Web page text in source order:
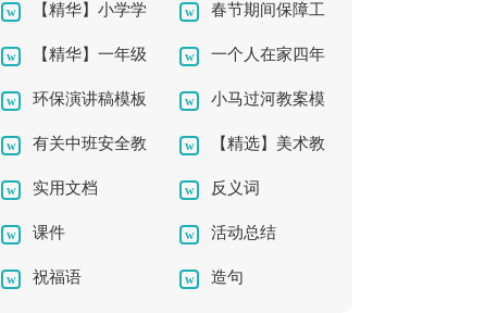
级作文锦集五篇 辞职报告四篇
【精华】小学学
作文400字集锦八篇
春节期间保障工
作方案
【精华】一年级
作文锦集5篇
一个人在家四年
级作文合集六篇
环保演讲稿模板
锦集8篇
小马过河教案模
板八篇
有关中班安全教
案四篇
【精选】美术教
案模板集合9篇
实用文档 反义词
课件 活动总结
祝福语 造句